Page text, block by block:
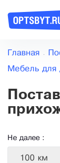
Главная
Мебель для
Не далее :
100 км